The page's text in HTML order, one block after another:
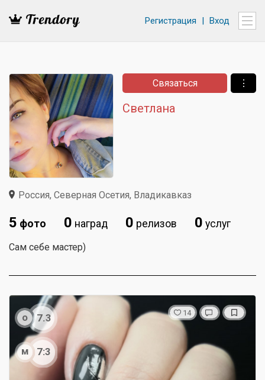
Регистрация | Вход
Светлана
Связаться ⋮
Россия, Северная Осетия, Владикавказ
5 фото 0 наград 0 релизов 0 услуг
Сам себе мастер)
о 7.3
м 7:3
14